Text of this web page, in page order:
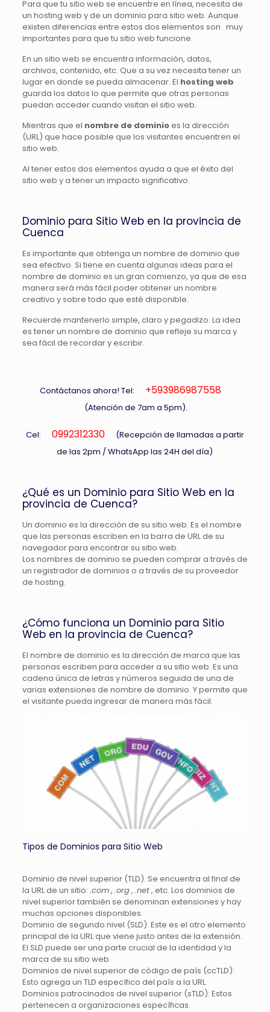
Para que tu sitio web se encuentre en línea, necesita de
un hosting web y de un dominio para sitio web. Aunque
existen diferencias entre estos dos elementos son muy
importantes para que tu sitio web funcione.
En un sitio web se encuentra información, datos,
archivos, contenido, etc. Que a su vez necesita tener un
lugar en donde se pueda almacenar. El hosting web
guarda los datos lo que permite que otras personas
puedan acceder cuando visitan el sitio web.
Mientras que el nombre de dominioes la dirección
(URL) que hace posible que los visitantes encuentren el
sitio web.
Al tener estos dos elementos ayuda a que el éxito del
sitio web y a tener un impacto significativo.
Dominio para Sitio Web en la provincia de
Cuenca
Es importante que obtenga un nombre de dominio que
sea efectivo. Si tiene en cuenta algunas ideas para el
nombre de dominio es un gran comienzo, ya que de esa
manera será más fácil poder obtener un nombre
creativo y sobre todo que esté disponible.
Recuerde mantenerlo simple, claro y pegadizo. La idea
es tener un nombre de dominio que refleje su marca y
sea fácil de recordar y escribir.
Contáctanos ahora! Tel: +593986987558
(Atención de 7am a 5pm).
Cel: 0992312330
(Recepción de llamadas a partir
de las 2pm / WhatsApp las 24H del día)
¿Qué es un Dominio para Sitio Web en la
provincia de Cuenca?
Un dominio es la dirección de su sitio web. Es el nombre
que las personas escriben en la barra de URL de su
navegador para encontrar su sitio web.
Los nombres de dominio se pueden comprar a través de
un registrador de dominios o a través de su proveedor
de hosting.
¿Cómo funciona un Dominio para Sitio
Web en la provincia de Cuenca?
El nombre de dominio es la dirección de marca que las
personas escriben para acceder a su sitio web. Es una
cadena única de letras y números seguida de una de
varias extensiones de nombre de dominio. Y permite que
el visitante pueda ingresar de manera más fácil.
Tipos de Dominios para Sitio Web
Dominio de nivel superior (TLD). Se encuentra al final de
la URL de un sitio: .com, .org, .net, etc. Los dominios de
nivel superior también se denominan extensiones y hay
muchas opciones disponibles.
Dominio de segundo nivel (SLD): Este es el otro elemento
principal de la URL que viene justo antes de la extensión.
El SLD puede ser una parte crucial de la identidad y la
marca de su sitio web.
Dominios de nivel superior de código de país (ccTLD):
Esto agrega un TLD específico del país a la URL.
Dominios patrocinados de nivel superior (sTLD): Estos
pertenecen a organizaciones específicas.